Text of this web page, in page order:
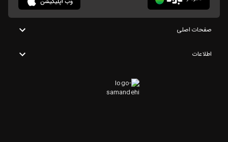
صفحات اصلی
اطلاعات